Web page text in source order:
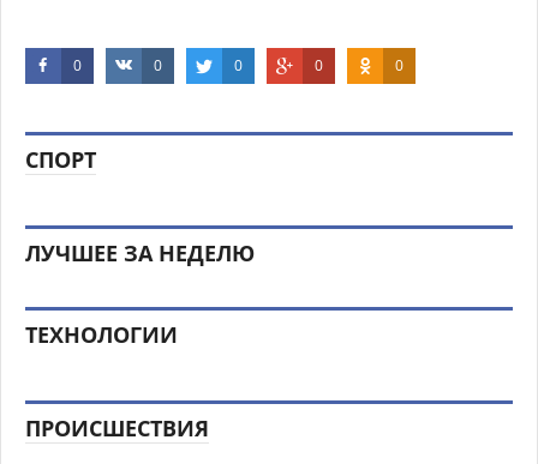
0 0 0 0 0
СПОРТ
ЛУЧШЕЕ ЗА НЕДЕЛЮ
ТЕХНОЛОГИИ
ПРОИСШЕСТВИЯ